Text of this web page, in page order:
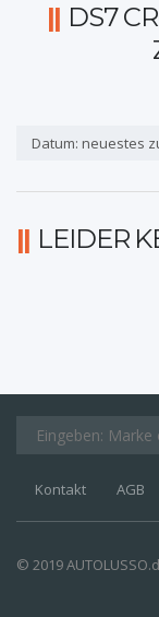
DS7
Datum: neuestes
LEIDER
Kontakt AGB
© 2019